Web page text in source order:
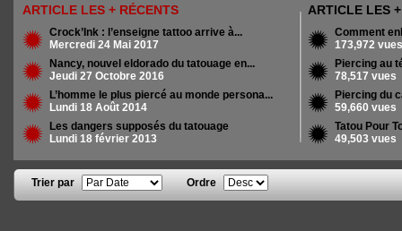
ARTICLE LES + RÉCENTS
Crock’Ink : l’enseigne tattoo arrive à...
Mercredi 24 Mai 2017
Nancy, nouvel eldorado du tatouage en...
Jeudi 27 Octobre 2016
L’homme le plus piercé au monde persona...
Lundi 18 Août 2014
Les dangers supposés du tatouage
Lundi 18 février 2013
ARTICLE LES
Comment
173,972 vues
Piercing au
78,517 vues
Piercing du
59,660 vues
Tatou Pour
49,503 vues
Trier par Ordre